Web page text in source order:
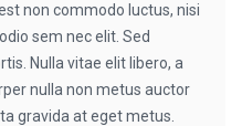
non commodo luctus, nisi
sem nec elit. Sed
Nulla vitae elit libero, a
nulla non metus auctor
gravida at eget metus.